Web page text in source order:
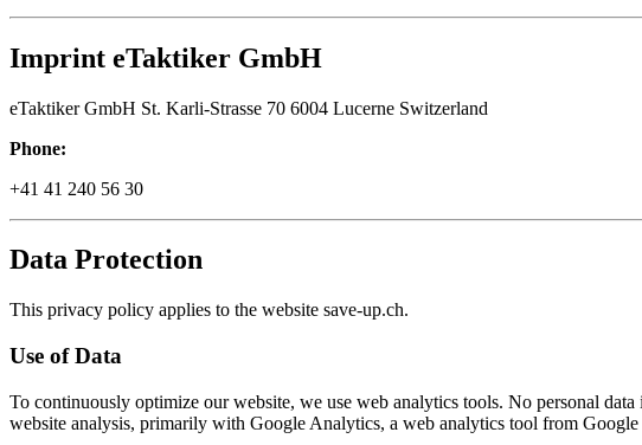
Imprint eTaktiker GmbH
eTaktiker GmbH St. Karli-Strasse 70 6004 Lucerne Switzerland
Phone:
+41 41 240 56 30
Data Protection
This privacy policy applies to the website save-up.ch.
Use of Data
To continuously optimize our website, we use web analytics tools. No personal
website analysis, primarily with Google Analytics, a web analytics tool from